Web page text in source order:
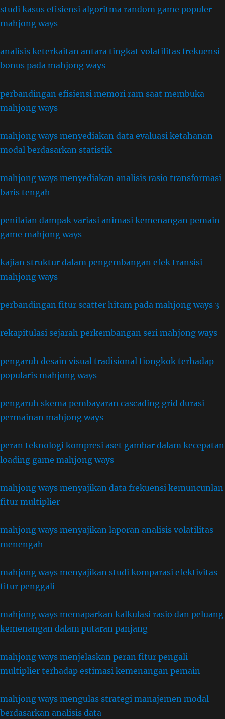
studi kasus efisiensi algoritma random game populer
mahjong ways
analisis keterkaitan antara tingkat volatilitas frekuensi
bonus pada mahjong ways
perbandingan efisiensi memori ram saat membuka
mahjong ways
mahjong ways menyediakan data evaluasi ketahanan
modal berdasarkan statistik
mahjong ways menyediakan analisis rasio transformasi
baris tengah
penilaian dampak variasi animasi kemenangan pemain
game mahjong ways
kajian struktur dalam pengembangan efek transisi
mahjong ways
perbandingan fitur scatter hitam pada mahjong ways 3
rekapitulasi sejarah perkembangan seri mahjong ways
pengaruh desain visual tradisional tiongkok terhadap
popularis mahjong ways
pengaruh skema pembayaran cascading grid durasi
permainan mahjong ways
peran teknologi kompresi aset gambar dalam kecepatan
loading game mahjong ways
mahjong ways menyajikan data frekuensi kemuncunlan
fitur multiplier
mahjong ways menyajikan laporan analisis volatilitas
menengah
mahjong ways menyajikan studi komparasi efektivitas
fitur penggali
mahjong ways memaparkan kalkulasi rasio dan peluang
kemenangan dalam putaran panjang
mahjong ways menjelaskan peran fitur pengali
multiplier terhadap estimasi kemenangan pemain
mahjong ways mengulas strategi manajemen modal
berdasarkan analisis data